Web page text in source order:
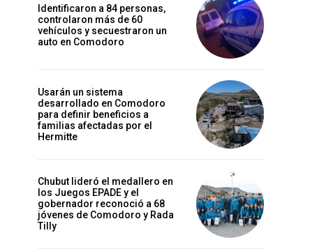
Identificaron a 84 personas,
controlaron más de 60
vehículos y secuestraron un
auto en Comodoro
Usarán un sistema
desarrollado en Comodoro
para definir beneficios a
familias afectadas por el
Hermitte
Chubut lideró el medallero en
los Juegos EPADE y el
gobernador reconoció a 68
jóvenes de Comodoro y Rada
Tilly